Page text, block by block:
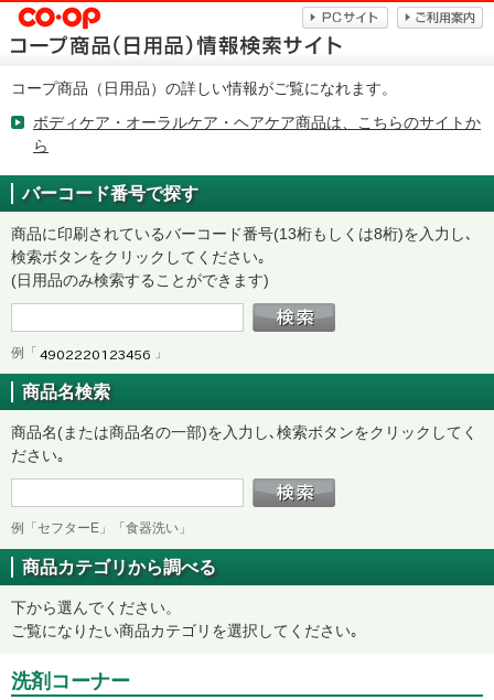
コープ商品（日用品）の詳しい情報がご覧になれます。
ボディケア・オーラルケア・ヘアケア商品は、こちらのサイトか
ら
バーコード番号で探す
商品に印刷されているバーコード番号(13桁もしくは8桁)を入力し､
検索ボタンをクリックしてください｡
(日用品のみ検索することができます)
例「 」
商品名検索
商品名(または商品名の一部)を入力し､検索ボタンをクリックしてく
ださい｡
例「セフターE」「食器洗い」
商品カテゴリから調べる
下から選んでください。
ご覧になりたい商品カテゴリを選択してください｡
洗剤コーナー